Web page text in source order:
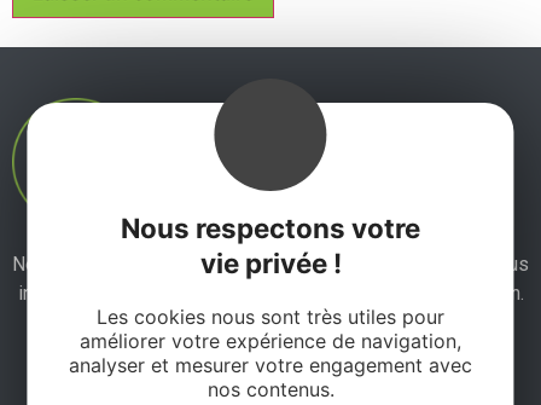
Nous respectons votre
vie privée !
Les cookies nous sont très utiles pour
améliorer votre expérience de navigation,
analyser et mesurer votre engagement avec
nos contenus.
Ne manquez pas notre newsletter mensuelle et laissez-vous
inspirer pour profiter pleinement de votre séjour en Aveyron.
Je m'abonne ici